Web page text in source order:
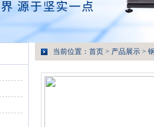
当前位置： 首页 > 产品展示 >